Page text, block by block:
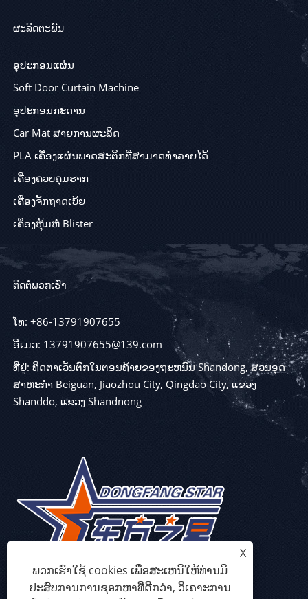
ຜະລິດຕະພັນ
ອຸປະກອນແຜ່ນ
Soft Door Curtain Machine
ອຸປະກອນກະດານ
Car Mat ສາຍການຜະລິດ
PLA ເຄື່ອງແຜ່ນພາດສະຕິກທີ່ສາມາດທໍາລາຍໄດ້
ເຄື່ອງຄວບຄຸມຮາກ
ເຄື່ອງຈັກຖາດເບ້ຍ
ເຄື່ອງຫຸ້ມຫໍ່ Blister
ຕິດຕໍ່ພວກເຮົາ
ໂທ: +86-13791907655
ອີເມວ: 13791907655@139.com
ທີ່ຢູ່: ທິດຕາເວັນຕົກໃນຕອນທ້າຍຂອງຖະຫນົນ Shandong, ສວນອຸດ
ສາຫະກໍາ Beiguan, Jiaozhou City, Qingdao City, ແຂວງ
Shanddo, ແຂວງ Shandnong
X
ພວກເຮົາໃຊ້ cookies ເພື່ອສະເຫນີໃຫ້ທ່ານມີ
ປະສົບການການຊອກຫາທີ່ດີກວ່າ, ວິເຄາະການ